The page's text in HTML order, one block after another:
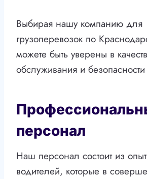
Выбирая нашу компанию для
грузоперевозок по
можете быть уверены в
обслуживания и
персонал
Наш персонал состоит из
водителей, которые в